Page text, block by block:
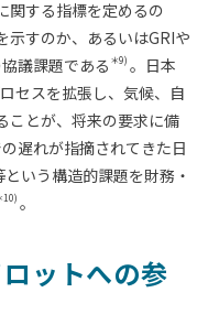
関する指標を定めるの
示すのか、あるいはGRIや
議課題である ＊9) 。日本
セスを拡張し、気候、自
ことが、将来の要求に備
遅れが指摘されてきた日
いう構造的課題を財務・
10) 。
ットへの参